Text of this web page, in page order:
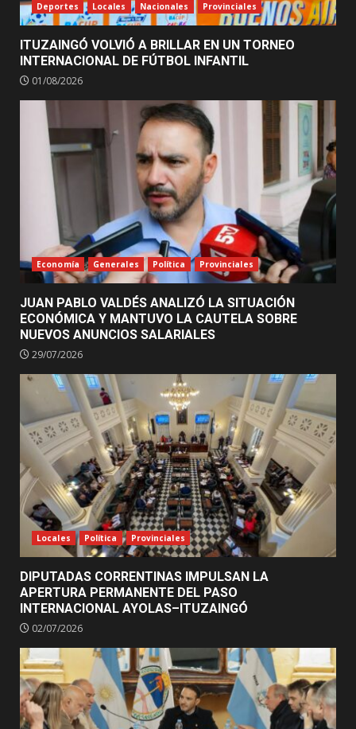
Deportes Locales Nacionales Provinciales
ITUZAINGÓ VOLVIÓ A BRILLAR EN UN TORNEO
INTERNACIONAL DE FÚTBOL INFANTIL
01/08/2026
Economía Generales Política Provinciales
JUAN PABLO VALDÉS ANALIZÓ LA SITUACIÓN
ECONÓMICA Y MANTUVO LA CAUTELA SOBRE
NUEVOS ANUNCIOS SALARIALES
29/07/2026
Locales Política Provinciales
DIPUTADAS CORRENTINAS IMPULSAN LA
APERTURA PERMANENTE DEL PASO
INTERNACIONAL AYOLAS–ITUZAINGÓ
02/07/2026